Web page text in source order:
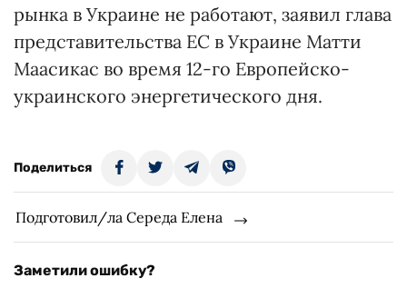
рынка в Украине не работают, заявил глава
представительства ЕС в Украине Матти
Маасикас во время 12-го Европейско-
украинского энергетического дня.
Поделиться
Подготовил/ла Середа Елена
Заметили ошибку?